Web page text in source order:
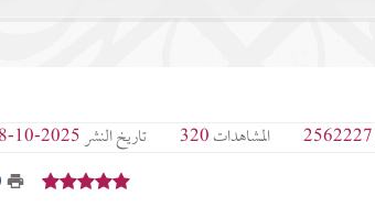
2562227 المشاهدات320 تاريخ النشر2025-10-28